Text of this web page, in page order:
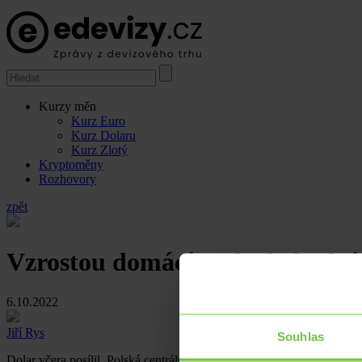
Souhlas
Kurzy měn
Kurz Euro
Kurz Dolaru
Kurz Zlotý
Kryptoměny
Rozhovory
zpět
Vzrostou domácí
6.10.2022
Jiří Rys